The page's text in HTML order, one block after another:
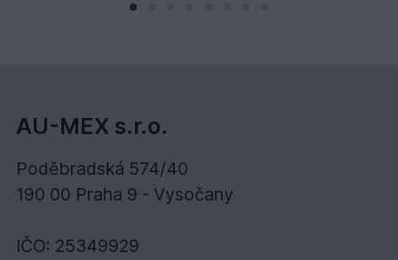
AU-MEX s.r.o.
Poděbradská 574/40
190 00 Praha 9 - Vysočany
IČO: 25349929